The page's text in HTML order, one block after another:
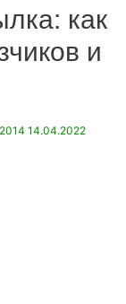
как
и
14.04.2022